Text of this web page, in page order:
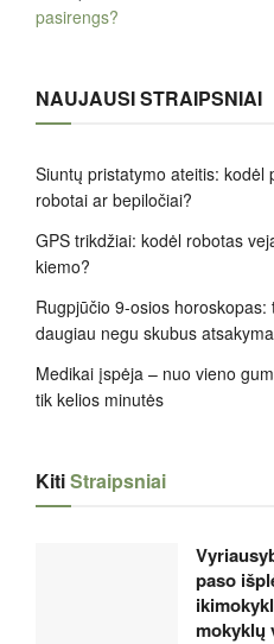
pasirengs?
NAUJAUSI STRAIPSNIAI
Siuntų pristatymo ateitis: kodėl
robotai ar bepiločiai?
GPS trikdžiai: kodėl robotas
kiemo?
Rugpjūčio 9-osios
daugiau negu skubus
Medikai įspėja – nuo vieno
tik kelios minutės
KitiStraipsniai
paso
mokyklų